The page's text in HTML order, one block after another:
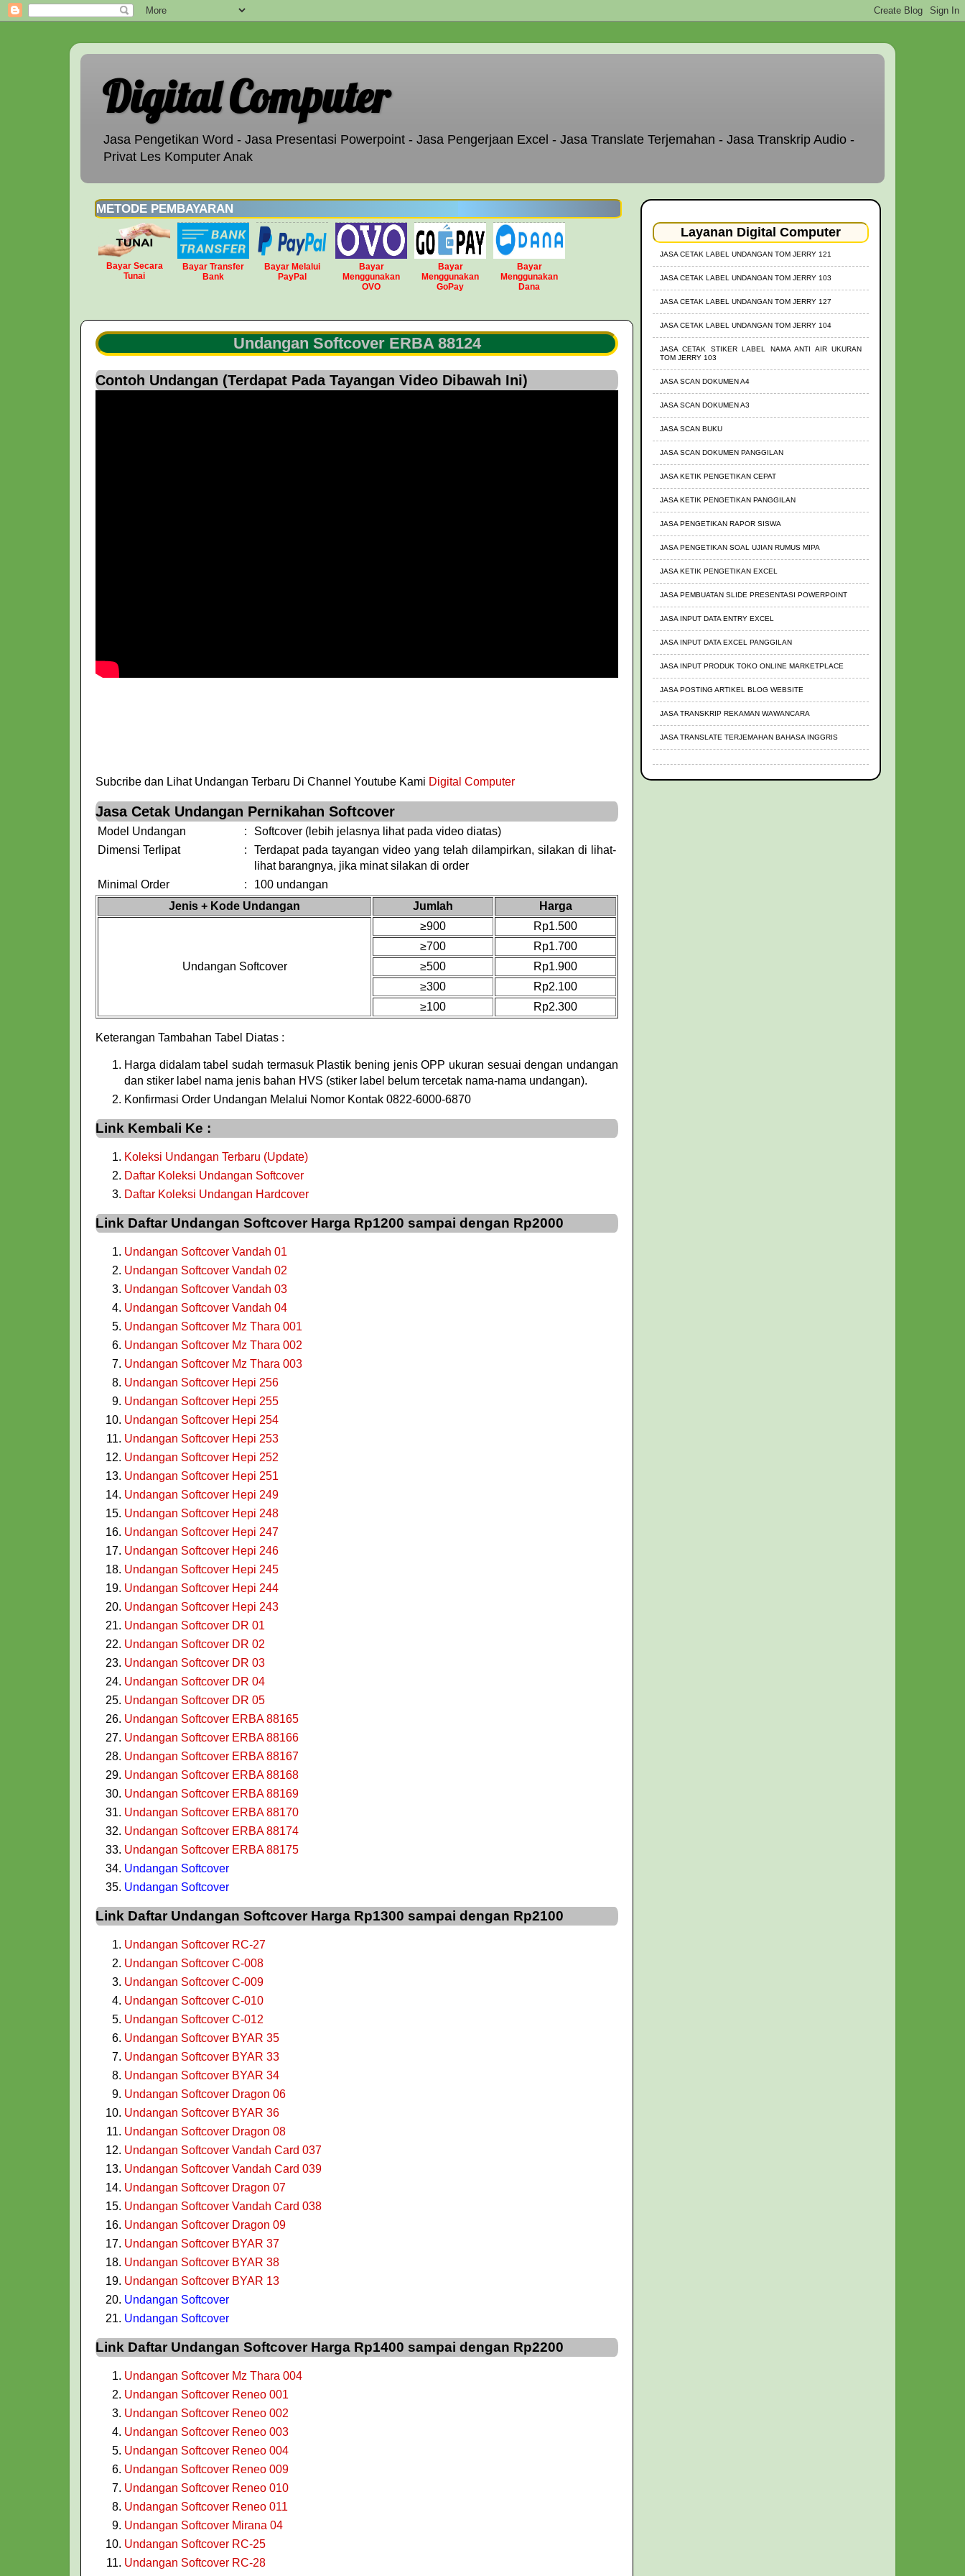
Digital Computer
Jasa Pengetikan Word - Jasa Presentasi Powerpoint - Jasa Pengerjaan Excel - Jasa Translate Terjemahan - Jasa Transkrip Audio -
Privat Les Komputer Anak
METODE PEMBAYARAN
Bayar Secara
Tunai
Bayar Transfer
Bank
Bayar Melalui
PayPal
Bayar
Menggunakan
OVO
Bayar
Menggunakan
GoPay
Bayar
Menggunakan
Dana
Undangan Softcover ERBA 88124
Contoh Undangan (Terdapat Pada Tayangan Video Dibawah Ini)
Subcribe dan Lihat Undangan Terbaru Di Channel Youtube Kami Digital Computer
Jasa Cetak Undangan Pernikahan Softcover
Model Undangan :
Softcover (lebih jelasnya lihat pada video diatas)
Dimensi Terlipat
:
Terdapat pada tayangan video yang telah dilampirkan, silakan di lihat-
lihat barangnya, jika minat silakan di order
Minimal Order
:
100 undangan
Jenis + Kode Undangan
Jumlah Harga
Undangan Softcover
≥900
Rp1.500
≥700
Rp1.700
≥500
Rp1.900
≥300
Rp2.100
≥100
Rp2.300
Keterangan Tambahan Tabel Diatas :
Harga didalam tabel sudah termasuk Plastik bening jenis OPP ukuran sesuai dengan undangan
dan stiker label nama jenis bahan HVS (stiker label belum tercetak nama-nama undangan).
Konfirmasi Order Undangan Melalui Nomor Kontak 0822-6000-6870
Link Kembali Ke :
Koleksi Undangan Terbaru (Update)
Daftar Koleksi Undangan Softcover
Daftar Koleksi Undangan Hardcover
Link Daftar Undangan Softcover Harga Rp1200 sampai dengan Rp2000
Undangan Softcover Vandah 01
Undangan Softcover Vandah 02
Undangan Softcover Vandah 03
Undangan Softcover Vandah 04
Undangan Softcover Mz Thara 001
Undangan Softcover Mz Thara 002
Undangan Softcover Mz Thara 003
Undangan Softcover Hepi 256
Undangan Softcover Hepi 255
Undangan Softcover Hepi 254
Undangan Softcover Hepi 253
Undangan Softcover Hepi 252
Undangan Softcover Hepi 251
Undangan Softcover Hepi 249
Undangan Softcover Hepi 248
Undangan Softcover Hepi 247
Undangan Softcover Hepi 246
Undangan Softcover Hepi 245
Undangan Softcover Hepi 244
Undangan Softcover Hepi 243
Undangan Softcover DR 01
Undangan Softcover DR 02
Undangan Softcover DR 03
Undangan Softcover DR 04
Undangan Softcover DR 05
Undangan Softcover ERBA 88165
Undangan Softcover ERBA 88166
Undangan Softcover ERBA 88167
Undangan Softcover ERBA 88168
Undangan Softcover ERBA 88169
Undangan Softcover ERBA 88170
Undangan Softcover ERBA 88174
Undangan Softcover ERBA 88175
Undangan Softcover
Undangan Softcover
Link Daftar Undangan Softcover Harga Rp1300 sampai dengan Rp2100
Undangan Softcover RC-27
Undangan Softcover C-008
Undangan Softcover C-009
Undangan Softcover C-010
Undangan Softcover C-012
Undangan Softcover BYAR 35
Undangan Softcover BYAR 33
Undangan Softcover BYAR 34
Undangan Softcover Dragon 06
Undangan Softcover BYAR 36
Undangan Softcover Dragon 08
Undangan Softcover Vandah Card 037
Undangan Softcover Vandah Card 039
Undangan Softcover Dragon 07
Undangan Softcover Vandah Card 038
Undangan Softcover Dragon 09
Undangan Softcover BYAR 37
Undangan Softcover BYAR 38
Undangan Softcover BYAR 13
Undangan Softcover
Undangan Softcover
Link Daftar Undangan Softcover Harga Rp1400 sampai dengan Rp2200
Undangan Softcover Mz Thara 004
Undangan Softcover Reneo 001
Undangan Softcover Reneo 002
Undangan Softcover Reneo 003
Undangan Softcover Reneo 004
Undangan Softcover Reneo 009
Undangan Softcover Reneo 010
Undangan Softcover Reneo 011
Undangan Softcover Mirana 04
Undangan Softcover RC-25
Undangan Softcover RC-28
Layanan Digital Computer
JASA CETAK LABEL UNDANGAN TOM JERRY 121
JASA CETAK LABEL UNDANGAN TOM JERRY 103
JASA CETAK LABEL UNDANGAN TOM JERRY 127
JASA CETAK LABEL UNDANGAN TOM JERRY 104
JASA CETAK STIKER LABEL NAMA ANTI AIR UKURAN
TOM JERRY 103
JASA SCAN DOKUMEN A4
JASA SCAN DOKUMEN A3
JASA SCAN BUKU
JASA SCAN DOKUMEN PANGGILAN
JASA KETIK PENGETIKAN CEPAT
JASA KETIK PENGETIKAN PANGGILAN
JASA PENGETIKAN RAPOR SISWA
JASA PENGETIKAN SOAL UJIAN RUMUS MIPA
JASA KETIK PENGETIKAN EXCEL
JASA PEMBUATAN SLIDE PRESENTASI POWERPOINT
JASA INPUT DATA ENTRY EXCEL
JASA INPUT DATA EXCEL PANGGILAN
JASA INPUT PRODUK TOKO ONLINE MARKETPLACE
JASA POSTING ARTIKEL BLOG WEBSITE
JASA TRANSKRIP REKAMAN WAWANCARA
JASA TRANSLATE TERJEMAHAN BAHASA INGGRIS